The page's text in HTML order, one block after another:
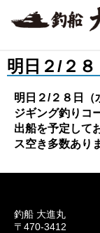
明日２/２
明日２/２８日（
ジギング釣りコ
出船を予定して
ス空き多数あり
釣船 大進丸
〒470-3412